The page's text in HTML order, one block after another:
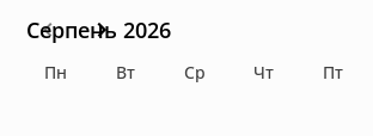
Серпень 2026
Пн Вт Ср Чт Пт